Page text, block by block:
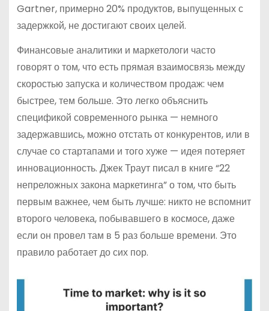
Gartner, примерно 20% продуктов, выпущенных с
задержкой, не достигают своих целей.
Финансовые аналитики и маркетологи часто
говорят о том, что есть прямая взаимосвязь между
скоростью запуска и количеством продаж: чем
быстрее, тем больше. Это легко объяснить
спецификой современного рынка — немного
задержавшись, можно отстать от конкурентов, или в
случае со стартапами и того хуже — идея потеряет
инновационность. Джек Траут писал в книге “22
непреложных закона маркетинга” о том, что быть
первым важнее, чем быть лучше: никто не вспомнит
второго человека, побывавшего в космосе, даже
если он провел там в 5 раз больше времени. Это
правило работает до сих пор.